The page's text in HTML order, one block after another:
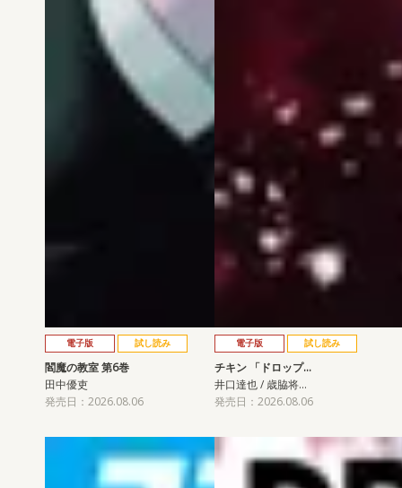
電子版 試し読み
閻魔の教室 第6巻
田中優吏
発売日：2026.08.06
電子版 試し読み
チキン 「ドロップ…
井口達也 / 歳脇将…
発売日：2026.08.06